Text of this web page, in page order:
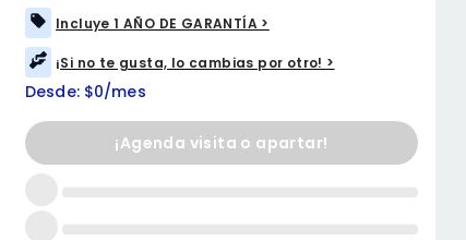
Incluye 1 AÑO DE GARANTÍA >
¡Si no te gusta, lo cambias por otro! >
Desde: $0/mes
¡Agenda visita o apartar!